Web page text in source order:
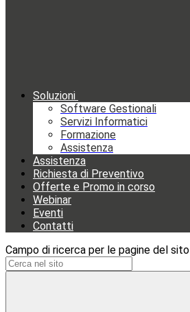
Soluzioni
Software Gestionali
Servizi Informatici
Formazione
Assistenza
Assistenza
Richiesta di Preventivo
Offerte e Promo in corso
Webinar
Eventi
Contatti
Campo di ricerca per le pagine del sito